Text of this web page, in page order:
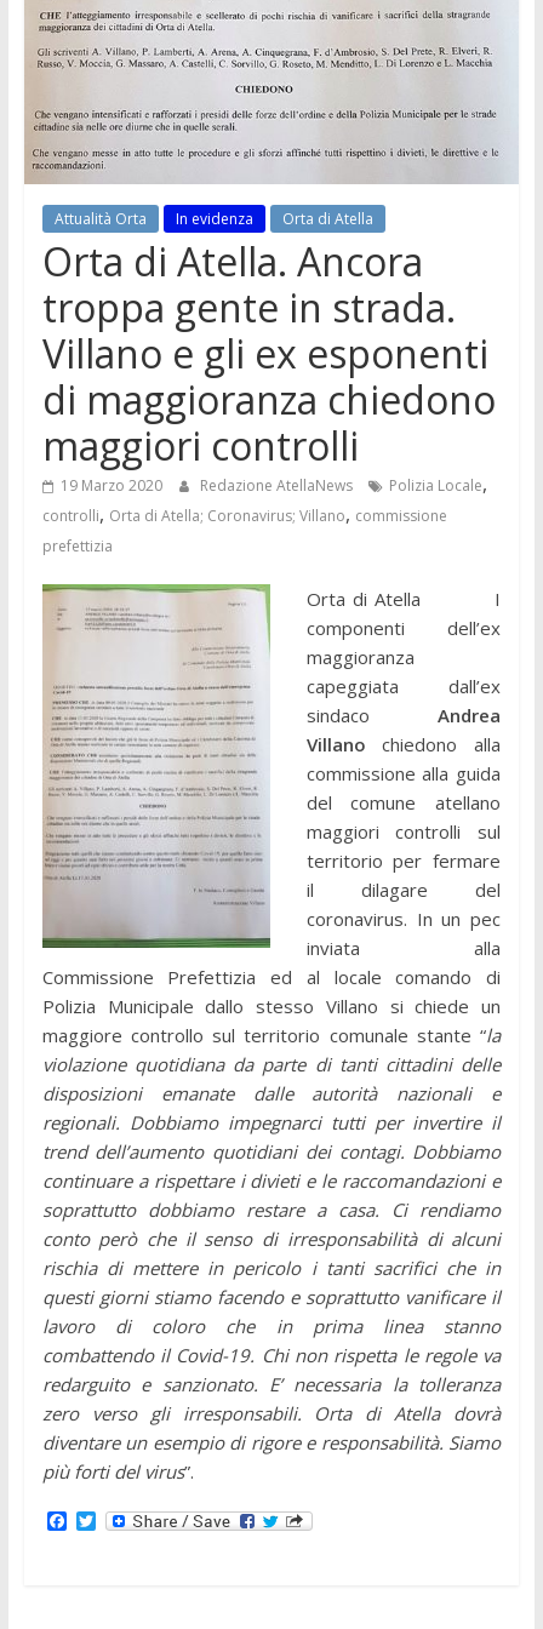
Attualità Orta In evidenza Orta di Atella
Orta di Atella. Ancora
troppa gente in strada.
Villano e gli ex esponenti
di maggioranza chiedono
maggiori controlli
19 Marzo 2020 Redazione AtellaNews Polizia Locale,
controlli, Orta di Atella; Coronavirus; Villano, commissione
prefettizia
Orta di Atella I
componenti dell’ex
maggioranza
capeggiata dall’ex
sindacoAndrea
Villano chiedono alla
commissione alla guida
del comune atellano
maggiori controlli sul
territorio per fermare
il dilagare del
coronavirus. In un pec
inviata alla
Commissione Prefettizia ed al locale comando di
Polizia Municipale dallo stesso Villano si chiede un
maggiore controllo sul territorio comunale stante “la
violazione quotidiana da parte di tanti cittadini delle
disposizioni emanate dalle autorità nazionali e
regionali. Dobbiamo impegnarci tutti per invertire il
trend dell’aumento quotidiani dei contagi. Dobbiamo
continuare a rispettare i divieti e le raccomandazioni e
soprattutto dobbiamo restare a casa. Ci rendiamo
conto però che il senso di irresponsabilità di alcuni
rischia di mettere in pericolo i tanti sacrifici che in
questi giorni stiamo facendo e soprattutto vanificare il
lavoro di coloro che in prima linea stanno
combattendo il Covid-19. Chi non rispetta le regole va
redarguito e sanzionato. E’ necessaria la tolleranza
zero verso gli irresponsabili. Orta di Atella dovrà
diventare un esempio di rigore e responsabilità. Siamo
più forti del virus”.
F T